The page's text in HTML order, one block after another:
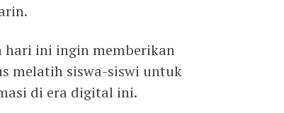
hari ini ingin memberikan
melatih siswa-siswi untuk
di era digital ini.